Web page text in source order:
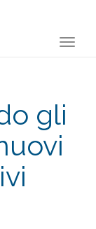
gli